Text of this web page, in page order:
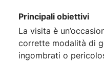
Principali obiettivi
La visita è
corrette modalità di
ingombrati o